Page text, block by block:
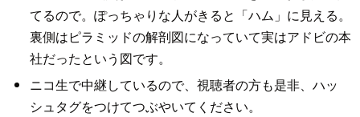
てるので。ぽっちゃりな人がきると「ハム」に見える。
裏側はピラミッドの解剖図になっていて実はアドビの本
社だったという図です。
ニコ生で中継しているので、視聴者の方も是非、ハッ
シュタグをつけてつぶやいてください。